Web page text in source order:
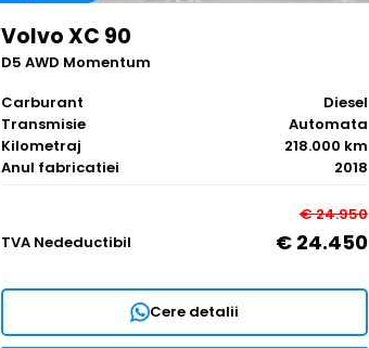
Volvo XC 90
D5 AWD Momentum
Carburant
Diesel
Transmisie
Automata
Kilometraj
218.000 km
Anul fabricatiei
2018
€ 24.950
TVA Nedeductibil
€ 24.450
Cere detalii